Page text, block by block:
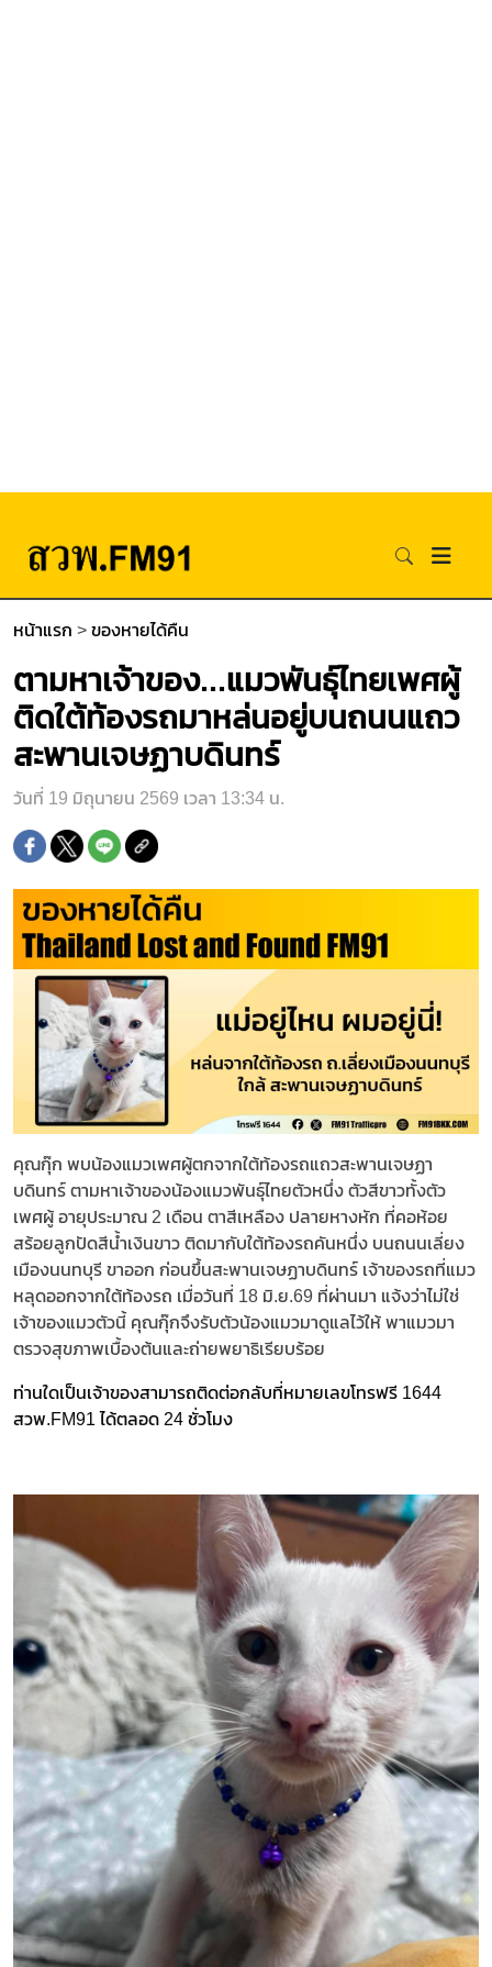
หน้าแรก > ของหายได้คืน
ตามหาเจ้าของ...แมวพันธุ์ไทยเพศผู้
ติดใต้ท้องรถมาหล่นอยู่บนถนนแถว
สะพานเจษฏาบดินทร์
วันที่ 19 มิถุนายน 2569 เวลา 13:34 น.
คุณกุ๊ก พบน้องแมวเพศผู้ตกจากใต้ท้องรถแถวสะพานเจษฏา
บดินทร์ ตามหาเจ้าของน้องแมวพันธุ์ไทยตัวหนึ่ง ตัวสีขาวทั้งตัว
เพศผู้ อายุประมาณ 2 เดือน ตาสีเหลือง ปลายหางหัก ที่คอห้อย
สร้อยลูกปัดสีน้ำเงินขาว ติดมากับใต้ท้องรถคันหนึ่ง บนถนนเลี่ยง
เมืองนนทบุรี ขาออก ก่อนขึ้นสะพานเจษฏาบดินทร์ เจ้าของรถที่แมว
หลุดออกจากใต้ท้องรถ เมื่อวันที่ 18 มิ.ย.69 ที่ผ่านมา แจ้งว่าไม่ใช่
เจ้าของแมวตัวนี้ คุณกุ๊กจึงรับตัวน้องแมวมาดูแลไว้ให้ พาแมวมา
ตรวจสุขภาพเบื้องต้นและถ่ายพยาธิเรียบร้อย
ท่านใดเป็นเจ้าของสามารถติดต่อกลับที่หมายเลขโทรฟรี 1644
สวพ.FM91 ได้ตลอด 24 ชั่วโมง